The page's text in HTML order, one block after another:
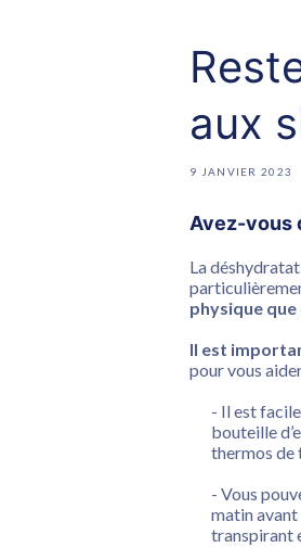
aux
9 JANVIER 2023
Avez-vous
La
physique
Il est
pour vous
- Il est
bouteille
thermos de
- Vous
matin avant
transpirant